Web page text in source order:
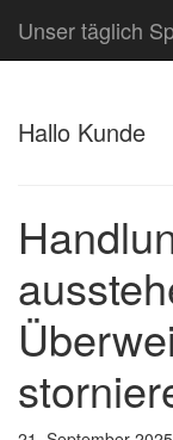
Unser täglich
Hallo Kunde